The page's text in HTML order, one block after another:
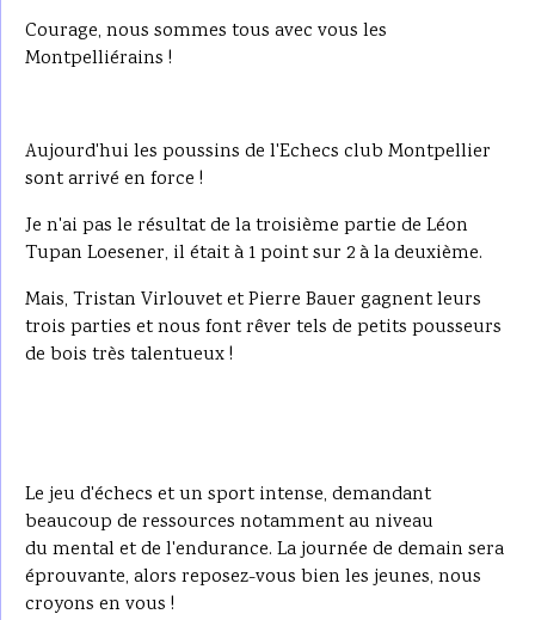
Courage, nous sommes tous avec vous les
Montpelliérains !
Aujourd'hui les poussins de l'Echecs club Montpellier
sont arrivé en force !
Je n'ai pas le résultat de la troisième partie de Léon
Tupan Loesener, il était à 1 point sur 2 à la deuxième.
Mais, Tristan Virlouvet et Pierre Bauer gagnent leurs
trois parties et nous font rêver tels de petits pousseurs
de bois très talentueux !
Le jeu d'échecs et un sport intense, demandant
beaucoup de ressources notamment au niveau
du mental et de l'endurance. La journée de demain sera
éprouvante, alors reposez-vous bien les jeunes, nous
croyons en vous !